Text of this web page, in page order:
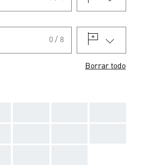
0 / 8
Borrar todo